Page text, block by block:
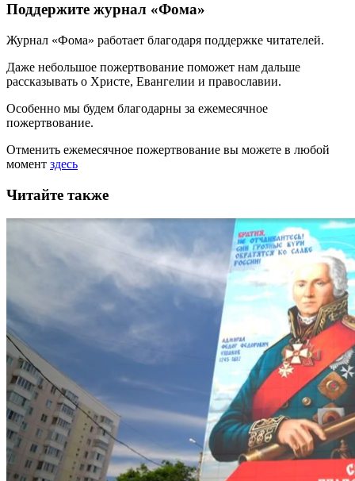
Поддержите журнал «Фома»
Журнал «Фома» работает благодаря поддержке читателей.
Даже небольшое пожертвование поможет нам дальше
рассказывать о Христе, Евангелии и православии.
Особенно мы будем благодарны за ежемесячное
пожертвование.
Отменить ежемесячное пожертвование вы можете в любой
момент здесь
Читайте также